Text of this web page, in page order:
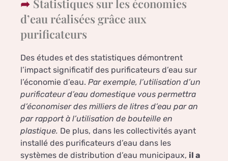
Statistiques sur les économies
d’eau réalisées grâce aux
purificateurs
Des études et des statistiques démontrent
l’impact significatif des purificateurs d’eau sur
l’économie d’eau. Par exemple, l’utilisation d’un
purificateur d’eau domestique vous permettra
d’économiser des milliers de litres d’eau par an
par rapport à l’utilisation de bouteille en
plastique. De plus, dans les collectivités ayant
installé des purificateurs d’eau dans les
systèmes de distribution d’eau municipaux, il a